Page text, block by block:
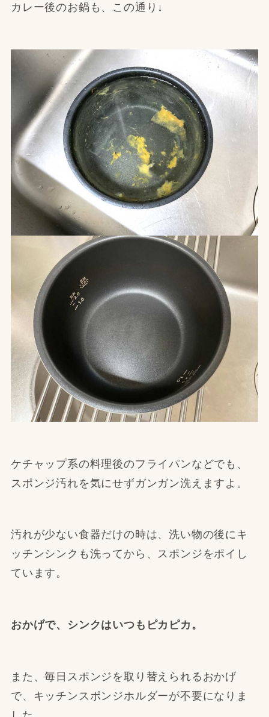
カレー後のお鍋も、この通り↓
ケチャップ系の料理後のフライパンなどでも、
スポンジ汚れを気にせずガンガン洗えますよ。
汚れが少ない食器だけの時は、洗い物の後にキ
ッチンシンクも洗ってから、スポンジをポイし
ています。
おかげで、シンクはいつもピカピカ。
また、毎日スポンジを取り替えられるおかげ
で、キッチンスポンジホルダーが不要になりま